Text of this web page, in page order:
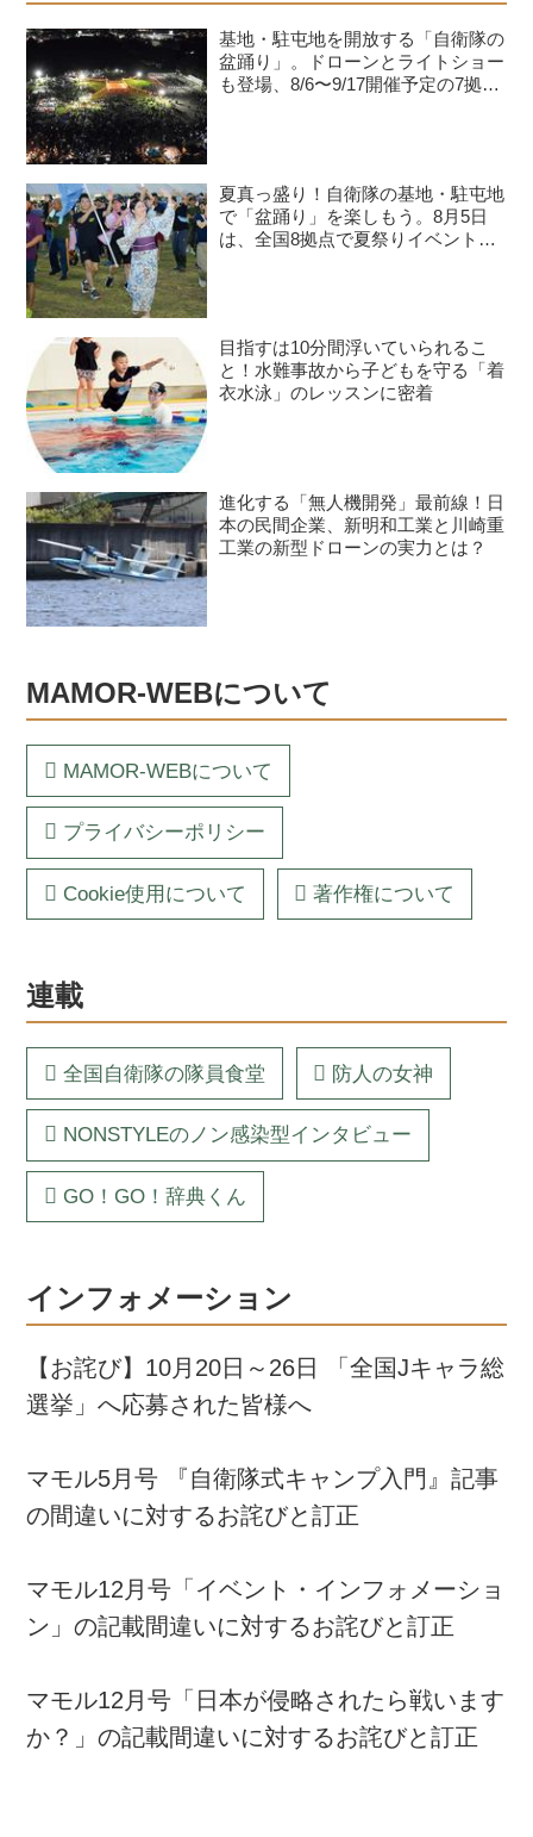
基地・駐屯地を開放する「自衛隊の
盆踊り」。ドローンとライトショー
も登場、8/6〜9/17開催予定の7拠点
夏真っ盛り！自衛隊の基地・駐屯地
で「盆踊り」を楽しもう。8月5日
は、全国8拠点で夏祭りイベントが
目指すは10分間浮いていられるこ
と！水難事故から子どもを守る「着
衣水泳」のレッスンに密着
進化する「無人機開発」最前線！日
本の民間企業、新明和工業と川崎重
工業の新型ドローンの実力とは？
MAMOR-WEBについて
MAMOR-WEBについて
プライバシーポリシー
Cookie使用について 著作権について
連載
全国自衛隊の隊員食堂 防人の女神
NONSTYLEのノン感染型インタビュー
GO！GO！辞典くん
インフォメーション
【お詫び】10月20日～26日 「全国Jキャラ総
選挙」へ応募された皆様へ
マモル5月号 『自衛隊式キャンプ入門』記事
の間違いに対するお詫びと訂正
マモル12月号「イベント・インフォメーショ
ン」の記載間違いに対するお詫びと訂正
マモル12月号「日本が侵略されたら戦います
か？」の記載間違いに対するお詫びと訂正